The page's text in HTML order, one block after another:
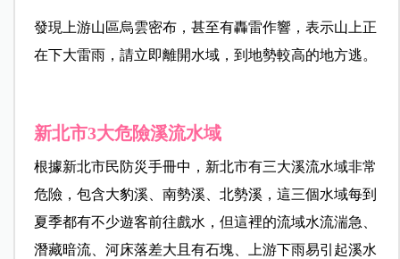
發現上游山區烏雲密布，甚至有轟雷作響，表示山上正
在下大雷雨，請立即離開水域，到地勢較高的地方逃。
新北市3大危險溪流水域
根據新北市民防災手冊中，新北市有三大溪流水域非常
危險，包含大豹溪、南勢溪、北勢溪，這三個水域每到
夏季都有不少遊客前往戲水，但這裡的流域水流湍急、
潛藏暗流、河床落差大且有石塊、上游下雨易引起溪水